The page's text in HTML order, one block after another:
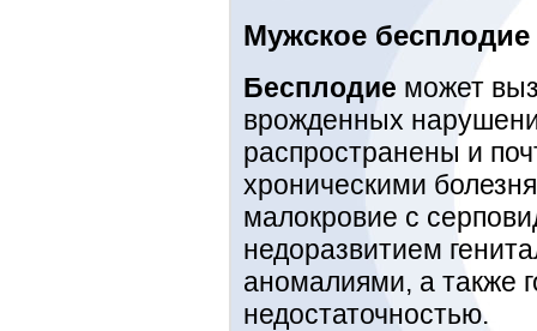
Мужское
Бесплодие может
врожденных
распространены и
хроническими
малокровие с
недоразвитием
аномалиями, а также
недостаточностью.